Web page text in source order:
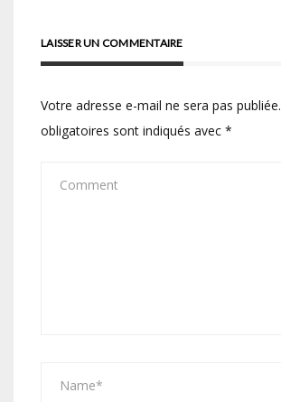
LAISSER UN COMMENTAIRE
Votre adresse e-mail ne sera pas publiée.
obligatoires sont indiqués avec *